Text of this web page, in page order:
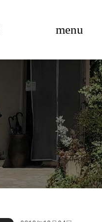
menu